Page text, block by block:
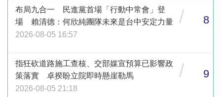
布局九合一 民進黨首場「行動中常會」登
場 賴清德：何欣純團隊未來是台中安定力量
2026-08-05 16:57
/ 8
指狂砍道路施工查核、交部媒宣預算已影響政
策落實 卓揆盼立院即時懸崖勒馬
2026-08-05 21:18
/ 9